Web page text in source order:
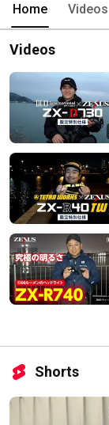
Home Videos
Videos
Shorts